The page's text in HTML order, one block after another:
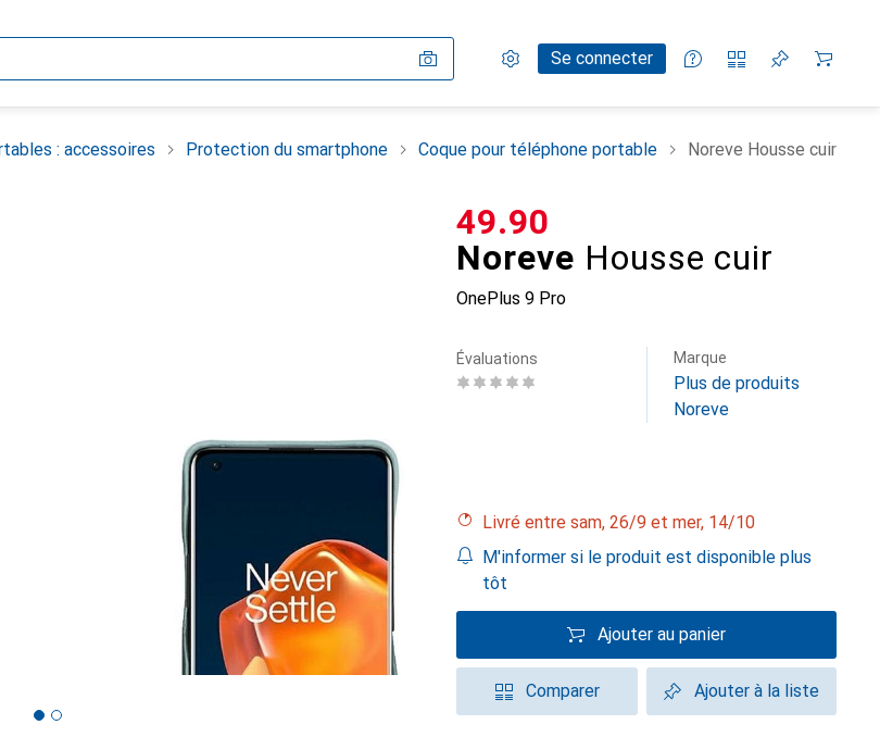
Paramètres
Compte clientSe connecter
Listes de comparaison
Listes d'envies
Panier
: accessoires Protection du smartphone Coque pour téléphone portable Noreve Housse cuir
Noreve Housse cuir
OnePlus 9 Pro
CHF
49.90
Évaluations Marque
Plus de produits
Noreve
Livré entre sam, 26/9 et mer, 14/10
M'informer si le produit est disponible plus
tôt
Ajouter au panier
Comparer Ajouter à la liste